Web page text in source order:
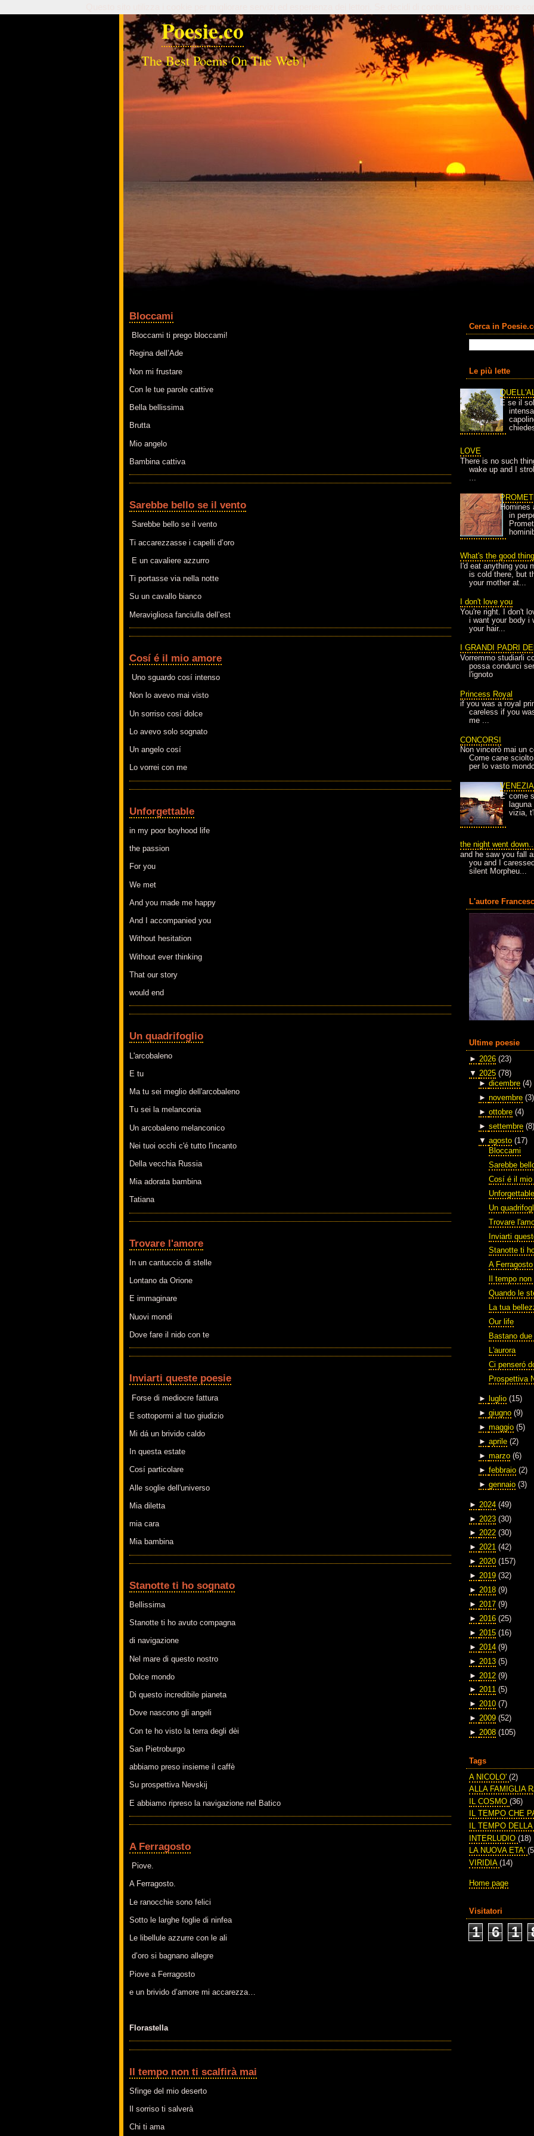
Poesie.co
The Best Poems On The Web |
Bloccami
Bloccami ti prego bloccami!
Regina dell’Ade
Non mi frustare
Con le tue parole cattive
Bella bellissima
Brutta
Mio angelo
Bambina cattiva
Sarebbe bello se il vento
Sarebbe bello se il vento
Ti accarezzasse i capelli d’oro
E un cavaliere azzurro
Ti portasse via nella notte
Su un cavallo bianco
Meravigliosa fanciulla dell’est
Cosí é il mio amore
Uno sguardo cosí intenso
Non lo avevo mai visto
Un sorriso cosí dolce
Lo avevo solo sognato
Un angelo cosí
Lo vorrei con me
Unforgettable
in my poor boyhood life
the passion
For you
We met
And you made me happy
And I accompanied you
Without hesitation
Without ever thinking
That our story
would end
Un quadrifoglio
L'arcobaleno
E tu
Ma tu sei meglio dell'arcobaleno
Tu sei la melanconia
Un arcobaleno melanconico
Nei tuoi occhi c'é tutto l'incanto
Della vecchia Russia
Mia adorata bambina
Tatiana
Trovare l'amore
In un cantuccio di stelle
Lontano da Orione
E immaginare
Nuovi mondi
Dove fare il nido con te
Inviarti queste poesie
Forse di mediocre fattura
E sottopormi al tuo giudizio
Mi dá un brivido caldo
In questa estate
Cosí particolare
Alle soglie dell'universo
Mia diletta
mia cara
Mia bambina
Stanotte ti ho sognato
Bellissima
Stanotte ti ho avuto compagna
di navigazione
Nel mare di questo nostro
Dolce mondo
Di questo incredibile pianeta
Dove nascono gli angeli
Con te ho visto la terra degli dèi
San Pietroburgo
abbiamo preso insieme il caffè
Su prospettiva Nevskij
E abbiamo ripreso la navigazione nel Batico
A Ferragosto
Piove.
A Ferragosto.
Le ranocchie sono felici
Sotto le larghe foglie di ninfea
Le libellule azzurre con le ali
d’oro si bagnano allegre
Piove a Ferragosto
e un brivido d’amore mi accarezza…
Florastella
Il tempo non ti scalfirà mai
Sfinge del mio deserto
Il sorriso ti salverà
Chi ti ama
Cerca in
Le più lette
E se il
LOVE
There is no such
wake up and I
...
Homines
in
What's the good
I'd eat anything you
is cold there, but
your mother at...
I don't love you
You're right. I don't
i want your body i
your hair...
I GRANDI PADRI
Vorremmo studiarli
possa condurci
l'ignoto
Princess Royal
if you was a royal
careless if you
me ...
CONCORSI
Non vincerò mai un
Come cane
per lo vasto
VENEZIA
E' come
vizia,
the night went down..
and he saw you fall
you and I
silent Morpheu...
L'autore
Ultime poesie
► 2026 (23)
▼ 2025 (78)
► dicembre (4)
► novembre (3)
► ottobre (4)
► settembre (8)
▼ agosto (17)
Bloccami
Sarebbe
Cosí é il mio
Unforgettable
Un
Trovare
Inviarti
Stanotte ti
A Ferragosto
Il tempo
Quando le
La tua
Our life
Bastano
L'aurora
Ci penseró
Prospettiva
► luglio (15)
► giugno (9)
► maggio (5)
► aprile (2)
► marzo (6)
► febbraio (2)
► gennaio (3)
► 2024 (49)
► 2023 (30)
► 2022 (30)
► 2021 (42)
► 2020 (157)
► 2019 (32)
► 2018 (9)
► 2017 (9)
► 2016 (25)
► 2015 (16)
► 2014 (9)
► 2013 (5)
► 2012 (9)
► 2011 (5)
► 2010 (7)
► 2009 (52)
► 2008 (105)
Tags
A NICOLO' (2)
ALLA FAMIGLIA
IL COSMO (36)
IL TEMPO CHE
IL TEMPO
INTERLUDIO (18)
LA NUOVA ETA'
VIRIDIA (14)
Home page
Visitatori
1 6 1